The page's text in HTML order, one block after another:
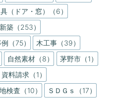
（ドア・窓）（6）
新築（253）
（75）
木工事（39）
自然素材（8）
茅野市（1）
資料請求（1）
検査（10）
ＳＤＧｓ（17）